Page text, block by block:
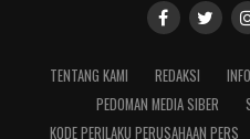
TENTANG KAMI REDAKSI
PEDOMAN MEDIA SIBER
KODE PERILAKU PERUSAHAAN PERS